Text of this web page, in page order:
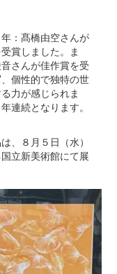
：髙橋由空さんが
賞しました。ま
さんが佳作賞を受
個性的で独特の世
力が感じられま
連続となります。
、８月５日（水）
立新美術館にて展